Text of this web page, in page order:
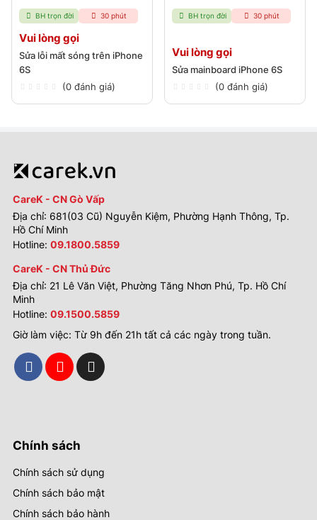
BH trọn đời 30 phút
Vui lòng gọi
Sửa lỗi mất sóng trên iPhone
6S
(0 đánh giá)
BH trọn đời 30 phút
Vui lòng gọi
Sửa mainboard iPhone 6S
(0 đánh giá)
CareK - CN Gò Vấp
Địa chỉ: 681(03 Cũ) Nguyễn Kiệm, Phường Hạnh Thông, Tp.
Hồ Chí Minh
Hotline: 09.1800.5859
CareK - CN Thủ Đức
Địa chỉ: 21 Lê Văn Việt, Phường Tăng Nhơn Phú, Tp. Hồ Chí
Minh
Hotline: 09.1500.5859
Giờ làm việc: Từ 9h đến 21h tất cả các ngày trong tuần.
Chính sách
Chính sách sử dụng
Chính sách bảo mật
Chính sách bảo hành